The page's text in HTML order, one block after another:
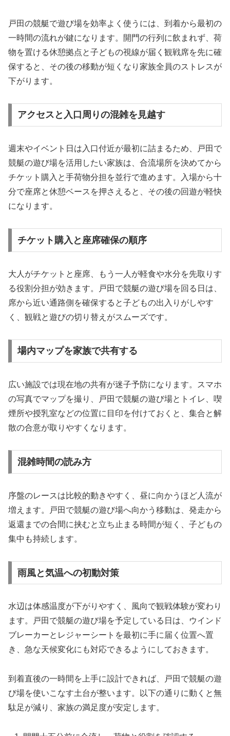
戸田の競艇で遊び場を効率よく使うには、到着から最初の
一時間の流れが鍵になります。開門の行列に飲まれず、荷
物を置ける休憩拠点と子どもの視線が届く観戦席を先に確
保すると、その後の移動が短くなり家族全員のストレスが
下がります。
アクセスと入口周りの混雑を見越す
週末やイベント日は入口付近が最初に詰まるため、戸田で
競艇の遊び場を活用したい家族は、合流場所を決めてから
チケット購入と手荷物分担を並行で進めます。入場から十
分で座席と休憩ベースを押さえると、その後の回遊が軽快
になります。
チケット購入と座席確保の順序
大人がチケットと座席、もう一人が軽食や水分を先取りす
る役割分担が効きます。戸田で競艇の遊び場を回る日は、
席から近い通路側を確保すると子どもの出入りがしやす
く、観戦と遊びの切り替えがスムーズです。
場内マップを家族で共有する
広い施設では現在地の共有が迷子予防になります。スマホ
の写真でマップを撮り、戸田で競艇の遊び場とトイレ、喫
煙所や授乳室などの位置に目印を付けておくと、集合と解
散の合意が取りやすくなります。
混雑時間の読み方
序盤のレースは比較的動きやすく、昼に向かうほど人流が
増えます。戸田で競艇の遊び場へ向かう移動は、発走から
返還までの合間に挟むと立ち止まる時間が短く、子どもの
集中も持続します。
雨風と気温への初動対策
水辺は体感温度が下がりやすく、風向で観戦体験が変わり
ます。戸田で競艇の遊び場を予定している日は、ウインド
ブレーカーとレジャーシートを最初に手に届く位置へ置
き、急な天候変化にも対応できるようにしておきます。
到着直後の一時間を上手に設計できれば、戸田で競艇の遊
び場を使いこなす土台が整います。以下の通りに動くと無
駄足が減り、家族の満足度が安定します。